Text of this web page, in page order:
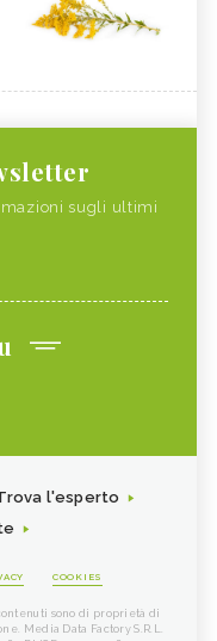
sugli ultimi
l'esperto
COOKIES
sono di proprietà di
Media Data Factory S.R.L.